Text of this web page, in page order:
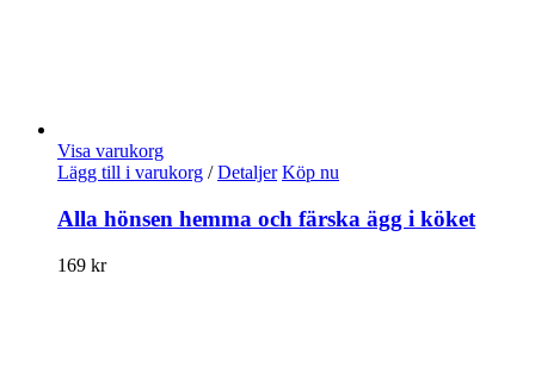
Visa varukorg
Lägg till i varukorg / Detaljer Köp nu
Alla hönsen hemma och färska ägg i köket
169 kr